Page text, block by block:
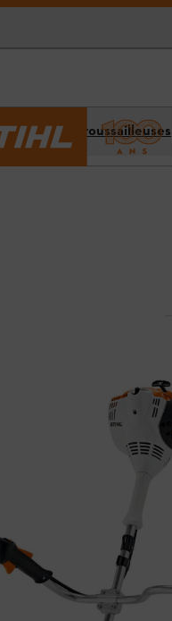
/ Débroussailleuses